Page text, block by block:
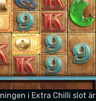
i Extra Chilli slot